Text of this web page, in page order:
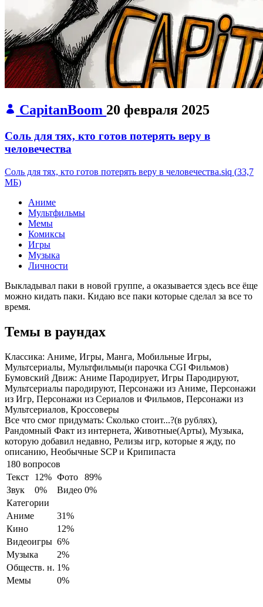
CapitanBoom 20 февраля 2025
Соль для тях, кто готов потерять веру в
человечества
Соль для тях, кто готов потерять веру в человечества.siq (33,7
МБ)
Аниме
Мультфильмы
Мемы
Комиксы
Игры
Музыка
Личности
Выкладывал паки в новой группе, а оказывается здесь все ёще
можно кидать паки. Кидаю все паки которые сделал за все то
время.
Темы в раундах
Классика: Аниме, Игры, Манга, Мобильные Игры,
Мультсериалы, Мультфильмы(и парочка CGI Фильмов)
Бумовский Движ: Аниме Пародирует, Игры Пародируют,
Мультсериалы пародируют, Персонажи из Аниме, Персонажи
из Игр, Персонажи из Сериалов и Фильмов, Персонажи из
Мультсериалов, Кроссоверы
Все что смог придумать: Сколько стоит...?(в рублях),
Рандомный Факт из интернета, Животные(Арты), Музыка,
которую добавил недавно, Релизы игр, которые я жду, по
описанию, Необычные SCP и Крипипаста
180 вопросов
Текст
12% Фото
89%
Звук
0% Видео 0%
Категории
Аниме
31%
Кино
12%
Видеоигры 6%
Музыка
2%
Обществ. н. 1%
Мемы
0%